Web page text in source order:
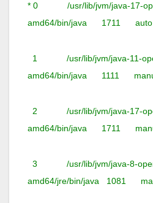
* 0 /usr/lib/jvm/java-17-
amd64/bin/java 1711 auto
1 /usr/lib/jvm/java-11-
amd64/bin/java 1111
2 /usr/lib/jvm/java-17-
amd64/bin/java 1711
3 /usr/lib/jvm/java-8-
amd64/jre/bin/java 1081